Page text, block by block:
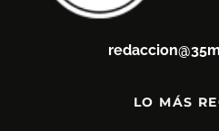
LO MÁS